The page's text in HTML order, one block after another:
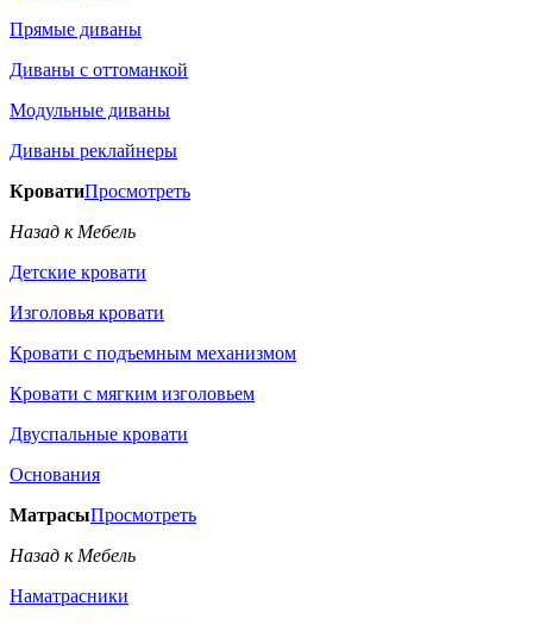
Прямые диваны
Диваны с оттоманкой
Модульные диваны
Диваны реклайнеры
КроватиПросмотреть
Назад к Мебель
Детские кровати
Изголовья кровати
Кровати с подъемным механизмом
Кровати с мягким изголовьем
Двуспальные кровати
Основания
МатрасыПросмотреть
Назад к Мебель
Наматрасники